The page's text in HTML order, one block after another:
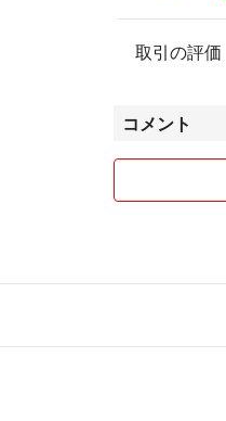
取引の評価
コメント